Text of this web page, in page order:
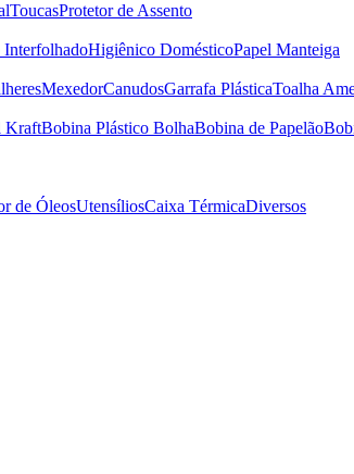
ToucasProtetor de Assento
Higiênico DomésticoPapel Manteiga
MexedorCanudosGarrafa PlásticaToalha
KraftBobina Plástico BolhaBobina de Papelão
de ÓleosUtensíliosCaixa TérmicaDiversos